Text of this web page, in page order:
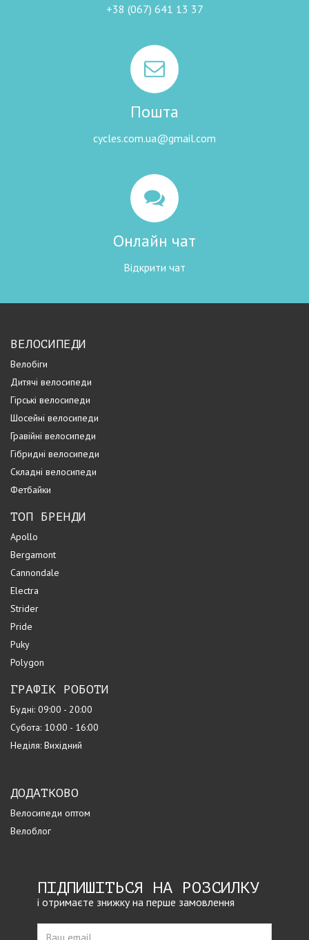
+38 (067) 641 13 37
Пошта
cycles.com.ua@gmail.com
Онлайн чат
Відкрити чат
ВЕЛОСИПЕДИ
Велобіги
Дитячі велосипеди
Гірські велосипеди
Шосейні велосипеди
Гравійні велосипеди
Гібридні велосипеди
Складні велосипеди
Фетбайки
ТОП БРЕНДИ
Apollo
Bergamont
Cannondale
Electra
Strider
Pride
Puky
Polygon
ГРАФІК РОБОТИ
Будні: 09:00 - 20:00
Субота: 10:00 - 16:00
Неділя: Вихідний
ДОДАТКОВО
Велосипеди оптом
Велоблог
ПІДПИШІТЬСЯ НА РОЗСИЛКУ
і отримаєте знижку на перше замовлення